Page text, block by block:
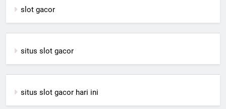
slot gacor
situs slot gacor
situs slot gacor hari ini